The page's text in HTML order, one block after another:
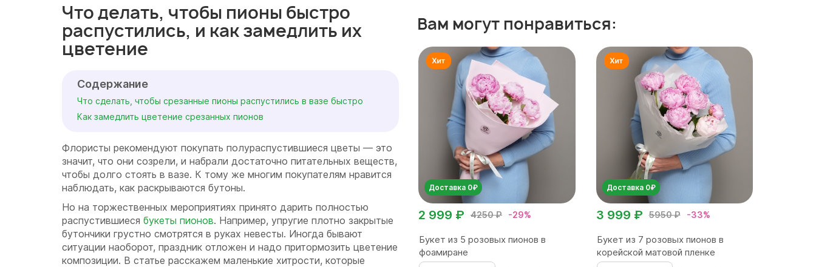
Что делать, чтобы пионы быстро
распустились, и как замедлить их
цветение
Содержание
Что сделать, чтобы срезанные пионы распустились в вазе быстро
Как замедлить цветение срезанных пионов
Флористы рекомендуют покупать полураспустившиеся цветы — это
значит, что они созрели, и набрали достаточно питательных веществ,
чтобы долго стоять в вазе. К тому же многим покупателям нравится
наблюдать, как раскрываются бутоны.
Но на торжественных мероприятиях принято дарить полностью
распустившиеся букеты пионов. Например, упругие плотно закрытые
бутончики грустно смотрятся в руках невесты. Иногда бывают
ситуации наоборот, праздник отложен и надо притормозить цветение
композиции. В статье расскажем маленькие хитрости, которые
Вам могут понравиться:
Доставка 0₽
4250 ₽ -29%
2 999 ₽
Букет из 5 розовых пионов в
фоамиране
Доставка 0₽
5950 ₽ -33%
3 999 ₽
Букет из 7 розовых пионов в
корейской матовой пленке